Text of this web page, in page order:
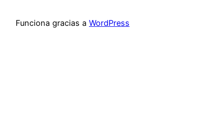
Funciona gracias a WordPress